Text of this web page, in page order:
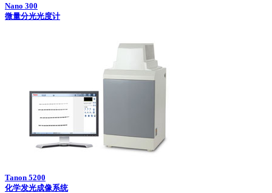
Nano 300
微量分光光度计
Tanon 5200
化学发光成像系统